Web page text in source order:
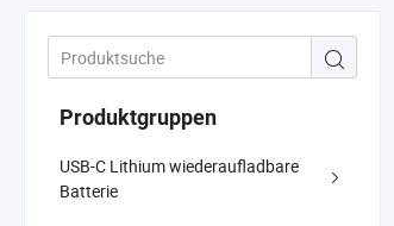
Produktgruppen
USB-C Lithium wiederaufladbare
Batterie